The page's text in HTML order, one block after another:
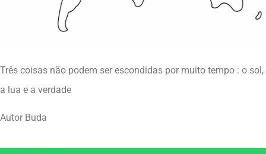
Três coisas não podem ser escondidas por muito tempo : o sol,
a lua e a verdade
Autor Buda